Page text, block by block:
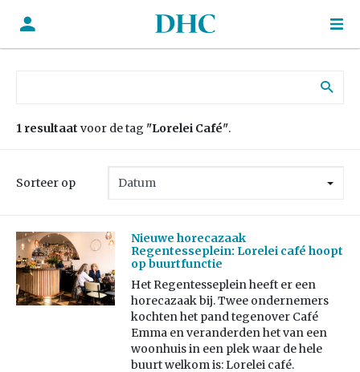
1 resultaat voor de tag "Lorelei Café".
Sorteer op
Nieuwe horecazaak
Regentesseplein: Lorelei café hoopt
op buurtfunctie
Het Regentesseplein heeft er een
horecazaak bij. Twee ondernemers
kochten het pand tegenover Café
Emma en veranderden het van een
woonhuis in een plek waar de hele
buurt welkom is: Lorelei café.